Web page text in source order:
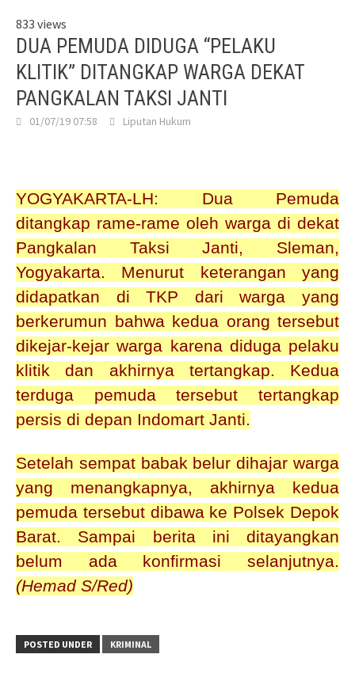
833 views
DUA PEMUDA DIDUGA “PELAKU
KLITIK” DITANGKAP WARGA DEKAT
PANGKALAN TAKSI JANTI
01/07/19 07:58 Liputan Hukum
YOGYAKARTA-LH: Dua Pemuda
ditangkap rame-rame oleh warga di dekat
Pangkalan Taksi Janti, Sleman,
Yogyakarta. Menurut keterangan yang
didapatkan di TKP dari warga yang
berkerumun bahwa kedua orang tersebut
dikejar-kejar warga karena diduga pelaku
klitik dan akhirnya tertangkap. Kedua
terduga pemuda tersebut tertangkap
persis di depan Indomart Janti.
Setelah sempat babak belur dihajar warga
yang menangkapnya, akhirnya kedua
pemuda tersebut dibawa ke Polsek Depok
Barat. Sampai berita ini ditayangkan
belum ada konfirmasi selanjutnya.
(Hemad S/Red)
POSTED UNDER KRIMINAL